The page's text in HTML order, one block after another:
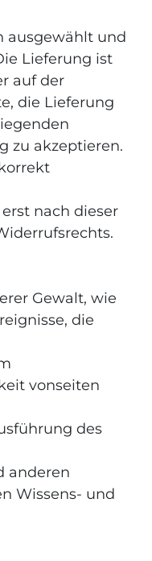
ausgewählt und
Lieferung ist
auf der
die Lieferung
zu akzeptieren.
nach dieser
Gewalt, wie
die
vonseiten
des
anderen
Wissens- und